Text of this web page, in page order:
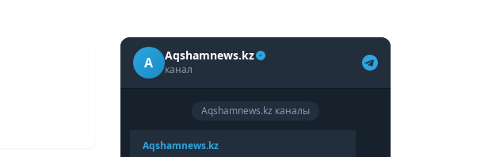
A Aqshamnews.kz
канал
Aqshamnews.kz каналы
Aqshamnews.kz